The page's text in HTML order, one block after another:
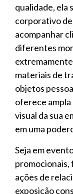
qualidade, ela
corporativo
acompanhar
diferentes
materiais de
objetos
oferece ampla
visual da sua
em uma
Seja em
promocionais,
ações de
exposição